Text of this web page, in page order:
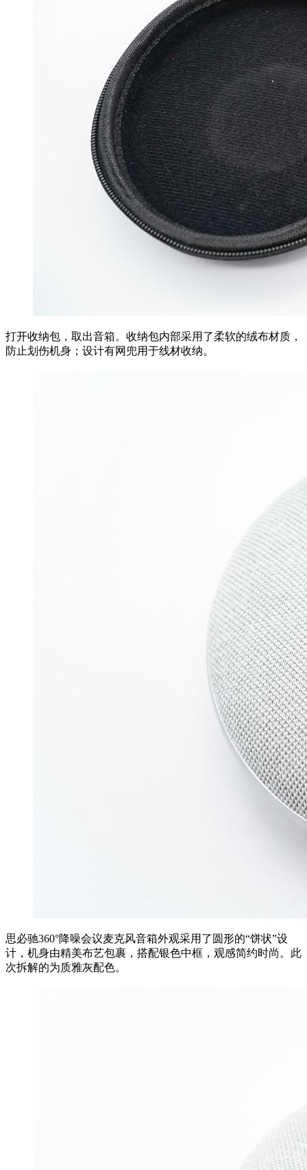
打开收纳包，取出音箱。收纳包内部采用了柔软的绒布材质，
防止划伤机身；设计有网兜用于线材收纳。
思必驰360°降噪会议麦克风音箱外观采用了圆形的“饼状”设
计，机身由精美布艺包裹，搭配银色中框，观感简约时尚。此
次拆解的为质雅灰配色。